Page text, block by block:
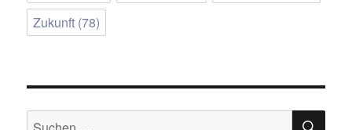
Zukunft (78)
Suchen